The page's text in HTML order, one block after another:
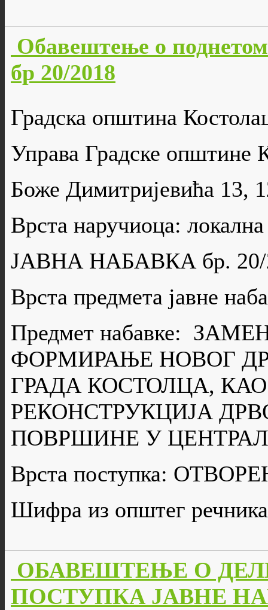
Обавештење о
бр 20/2018
Градска општина
Управа Градске општине
Боже Димитријевића 13,
Врста наручиоца:
ЈАВНА НАБАВКА бр. 20/
Врста предмета јавне
Предмет набавке:
ФОРМИРАЊЕ НОВОГ
ГРАДА КОСТОЛЦА,
РЕКОНСТРУКЦИЈА
ПОВРШИНЕ У
Врста поступка:
Шифра из општег
ОБАВЕШТЕЊЕ О
ПОСТУПКА ЈАВНЕ